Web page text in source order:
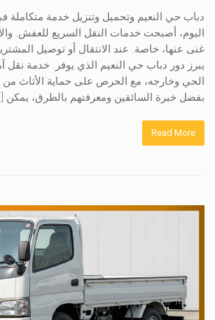
دباب حي النعيم وتحميل وتنزيل خدمة متكاملة
اليوم، أصبحت خدمات النقل السريع للعفش.
غنى عنها، خاصة. عند الانتقال أو توصيل
يبرز دور دباب حي النعيم الذي يوفر. خدمة نقل
الحي وخارجه، مع الحرص على حماية الأثاث
بفضل خبرة السائقين ومعرفتهم بالطرق، يمكن
Read More